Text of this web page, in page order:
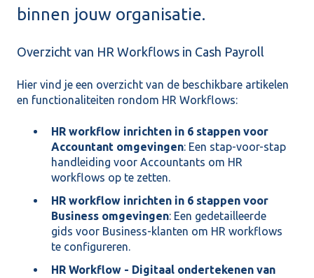
binnen jouw organisatie.
Overzicht van HR Workflows in Cash Payroll
Hier vind je een overzicht van de beschikbare artikelen
en functionaliteiten rondom HR Workflows:
HR workflow inrichten in 6 stappen voor
Accountant omgevingen: Een stap-voor-stap
handleiding voor Accountants om HR
workflows op te zetten.
HR workflow inrichten in 6 stappen voor
Business omgevingen: Een gedetailleerde
gids voor Business-klanten om HR workflows
te configureren.
HR Workflow - Digitaal ondertekenen van